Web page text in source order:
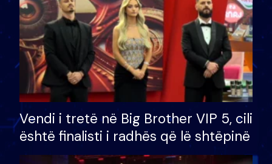
Vendi i tretë në Big Brother VIP 5, cili
është finalisti i radhës që lë shtëpinë